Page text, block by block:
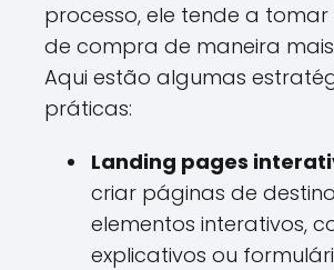
processo, ele tende a tomar
de compra de maneira
Aqui estão algumas
práticas:
Landing pages
criar páginas de
elementos interativos,
explicativos ou